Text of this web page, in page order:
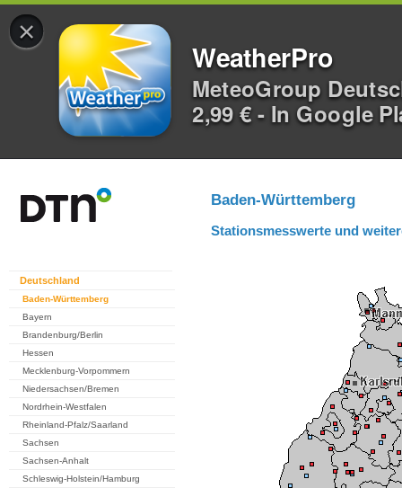
×
WeatherPro
MeteoGroup
2,99 € - In Google
Deutschland
Baden-Württemberg
Bayern
Brandenburg/Berlin
Hessen
Mecklenburg-Vorpommern
Niedersachsen/Bremen
Nordrhein-Westfalen
Rheinland-Pfalz/Saarland
Sachsen
Sachsen-Anhalt
Schleswig-Holstein/Hamburg
Baden-Württemberg
Stationsmesswerte und